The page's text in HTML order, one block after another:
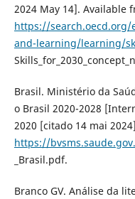
2024 May 14]. Available
https://
and-learning/learning/
Brasil. Ministério da
o Brasil 2020-2028
2020 [citado 14 mai
https://
_Brasil.pdf.
Branco GV. Análise da